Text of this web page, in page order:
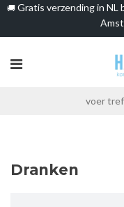
🚚 Gratis verzending in NL
Dranken